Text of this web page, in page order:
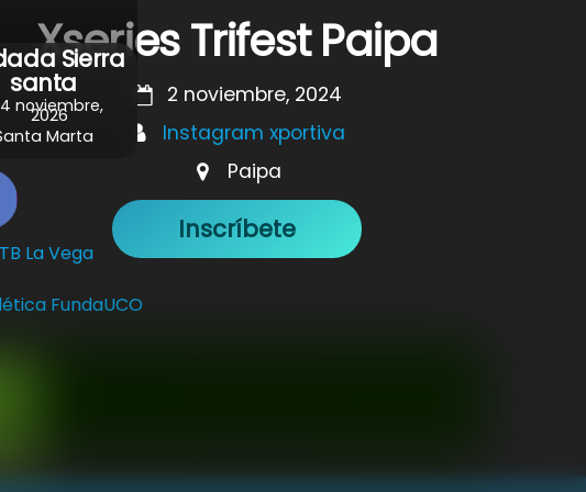
Xseries Trifest Paipa
2 noviembre, 2024
Instagram xportiva
Paipa
Inscríbete
Sierra
santa
noviembre,
2026
Marta